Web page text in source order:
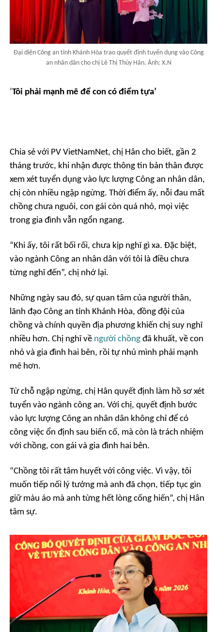
Đại diện Công an tỉnh Khánh Hòa trao quyết định tuyển dụng vào Công
an nhân dân cho chị Lê Thị Thùy Hân. Ảnh: X.N
‘Tôi phải mạnh mẽ để con có điểm tựa’
Chia sẻ với PV VietNamNet, chị Hân cho biết, gần 2
tháng trước, khi nhận được thông tin bản thân được
xem xét tuyển dụng vào lực lượng Công an nhân dân,
chị còn nhiều ngập ngừng. Thời điểm ấy, nỗi đau mất
chồng chưa nguôi, con gái còn quá nhỏ, mọi việc
trong gia đình vẫn ngổn ngang.
“Khi ấy, tôi rất bối rối, chưa kịp nghĩ gì xa. Đặc biệt,
vào ngành Công an nhân dân với tôi là điều chưa
từng nghĩ đến”, chị nhớ lại.
Những ngày sau đó, sự quan tâm của người thân,
lãnh đạo Công an tỉnh Khánh Hòa, đồng đội của
chồng và chính quyền địa phương khiến chị suy nghĩ
nhiều hơn. Chị nghĩ về người chồng đã khuất, về con
nhỏ và gia đình hai bên, rồi tự nhủ mình phải mạnh
mẽ hơn.
Từ chỗ ngập ngừng, chị Hân quyết định làm hồ sơ xét
tuyển vào ngành công an. Với chị, quyết định bước
vào lực lượng Công an nhân dân không chỉ để có
công việc ổn định sau biến cố, mà còn là trách nhiệm
với chồng, con gái và gia đình hai bên.
“Chồng tôi rất tâm huyết với công việc. Vì vậy, tôi
muốn tiếp nối lý tưởng mà anh đã chọn, tiếp tục gìn
giữ màu áo mà anh từng hết lòng cống hiến”, chị Hân
tâm sự.